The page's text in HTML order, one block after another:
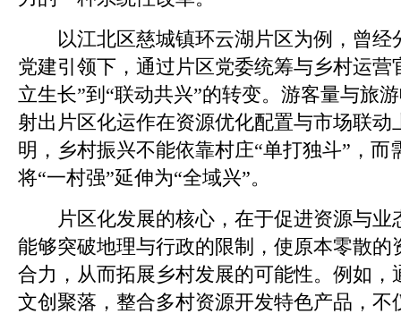
以江北区慈城镇环云湖片区为例，曾经
党建引领下，通过片区党委统筹与乡村运营
立生长”到“联动共兴”的转变。游客量与旅
射出片区化运作在资源优化配置与市场联动
明，乡村振兴不能依靠村庄“单打独斗”，而
将“一村强”延伸为“全域兴”。
片区化发展的核心，在于促进资源与业
能够突破地理与行政的限制，使原本零散的
合力，从而拓展乡村发展的可能性。例如，
文创聚落，整合多村资源开发特色产品，不